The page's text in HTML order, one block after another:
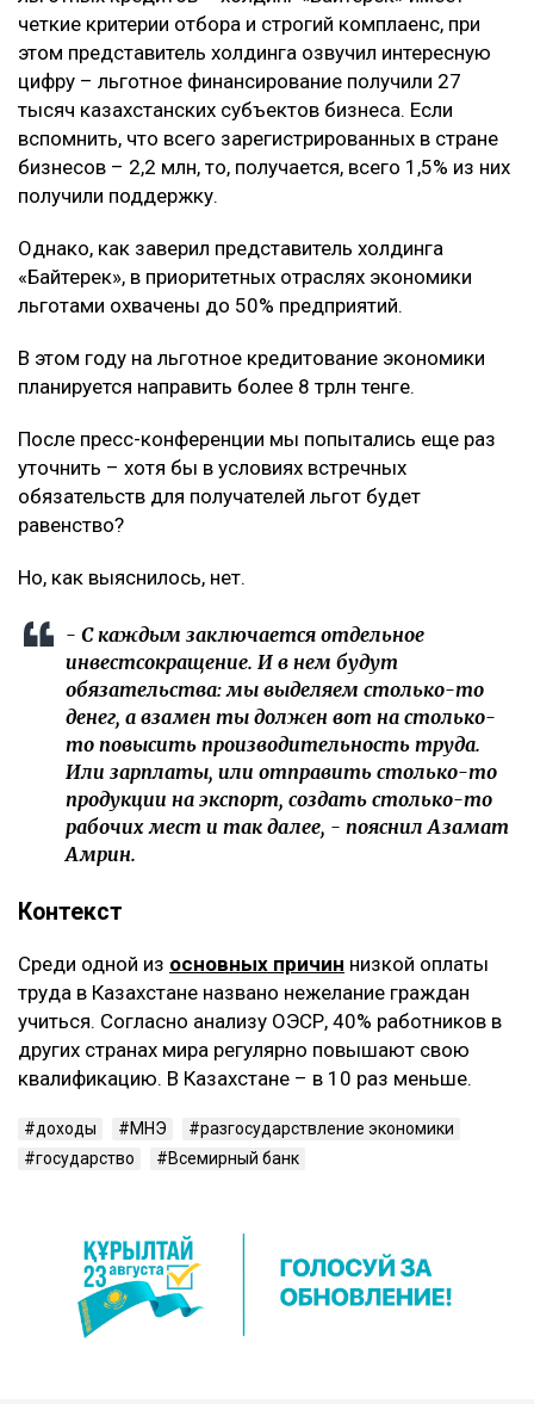
четкие критерии отбора и строгий комплаенс, при
этом представитель холдинга озвучил интересную
цифру – льготное финансирование получили 27
тысяч казахстанских субъектов бизнеса. Если
вспомнить, что всего зарегистрированных в стране
бизнесов – 2,2 млн, то, получается, всего 1,5% из них
получили поддержку.
Однако, как заверил представитель холдинга
«Байтерек», в приоритетных отраслях экономики
льготами охвачены до 50% предприятий.
В этом году на льготное кредитование экономики
планируется направить более 8 трлн тенге.
После пресс-конференции мы попытались еще раз
уточнить – хотя бы в условиях встречных
обязательств для получателей льгот будет
равенство?
Но, как выяснилось, нет.
- С каждым заключается отдельное
инвестсокращение. И в нем будут
обязательства: мы выделяем столько-то
денег, а взамен ты должен вот на столько-
то повысить производительность труда.
Или зарплаты, или отправить столько-то
продукции на экспорт, создать столько-то
рабочих мест и так далее, - пояснил Азамат
Амрин.
Контекст
Среди одной из основных причин низкой оплаты
труда в Казахстане названо нежелание граждан
учиться. Согласно анализу ОЭСР, 40% работников в
других странах мира регулярно повышают свою
квалификацию. В Казахстане – в 10 раз меньше.
доходы МНЭ
разгосударствление экономики
государство
Всемирный банк